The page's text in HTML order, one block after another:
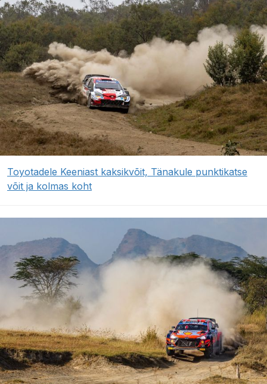
Toyotadele Keeniast kaksikvõit, Tänakule punktikatse
võit ja kolmas koht